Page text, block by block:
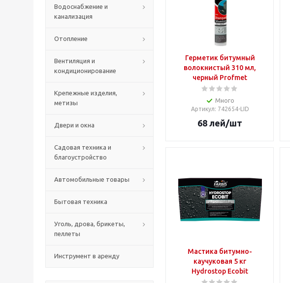
Водоснабжение и
канализация
Отопление
Вентиляция и
кондиционирование
Крепежные изделия,
метизы
Двери и окна
Садовая техника и
благоустройство
Автомобильные товары
Бытовая техника
Уголь, дрова, брикеты,
пеллеты
Инструмент в аренду
Герметик битумный
волокнистый 310 мл,
черный Profmet
Много
Артикул: 742654-LID
68 лей/шт
Мастика битумно-
каучуковая 5 кг
Hydrostop Ecobit